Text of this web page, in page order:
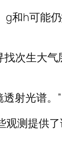
g和h可能
找次生大
射光谱。”
观测提供